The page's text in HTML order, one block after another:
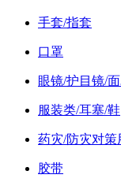
手套/指套
口罩
眼镜/护目镜/
服装类/耳塞/鞋
药灾/防灾对策
胶带